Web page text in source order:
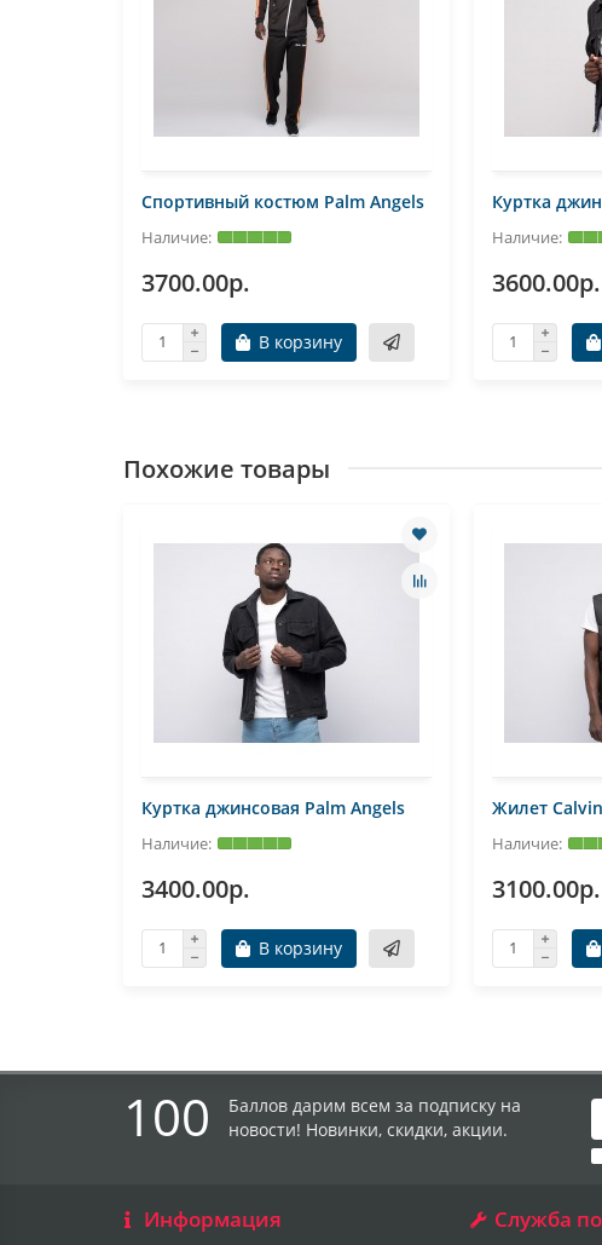
Спортивный костюм Palm Angels
3700.00р.
В корзину
Куртка
3600.00р.
Похожие товары
Куртка джинсовая Palm Angels
3400.00р.
В корзину
Жилет
3100.00р.
100
Баллов дарим всем за подписку на
новости! Новинки, скидки, акции.
Информация Служба